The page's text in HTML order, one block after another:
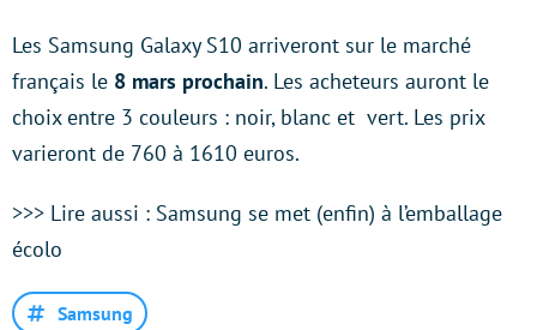
Les Samsung Galaxy S10 arriveront sur le marché
français le 8 mars prochain. Les acheteurs auront le
choix entre 3 couleurs : noir, blanc et vert. Les prix
varieront de 760 à 1610 euros.
>>> Lire aussi : Samsung se met (enfin) à l’emballage
écolo
Samsung